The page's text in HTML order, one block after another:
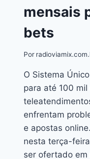
mensais
bets
Por
O Sistema
para até 100
enfrentam
e apostas
nesta terça-
ser ofertado em